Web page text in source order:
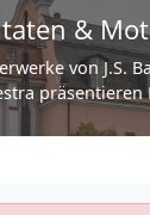
&
von J.S.